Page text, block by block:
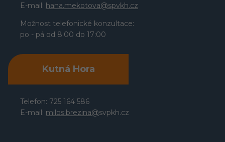
E-mail: hana.mekotova@spvkh.cz
Možnost telefonické konzultace:
po - pá od 8:00 do 17:00
Kutná Hora
Telefon: 725 164 586
E-mail: milos.brezina@svpkh.cz